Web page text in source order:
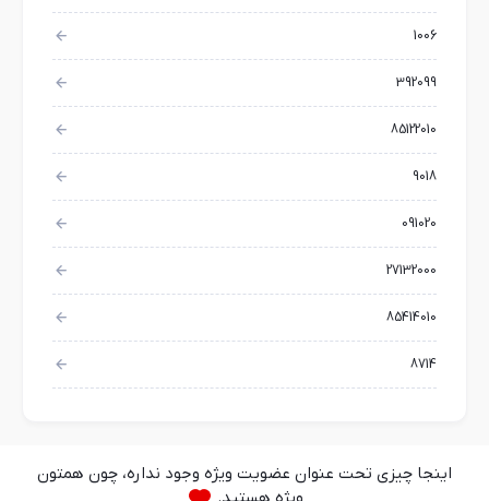
1006
392099
85122010
9018
091020
27132000
85414010
8714
اینجا چیزی تحت عنوان عضویت ویژه وجود نداره، چون همتون